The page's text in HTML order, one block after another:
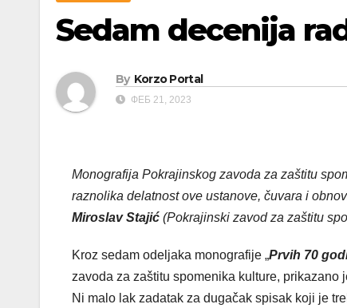
Sedam decenija
By Korzo Portal
ФЕБ 21, 2023
Monografija Pokrajinskog zavoda za zaštitu
raznolika delatnost ove ustanove, čuvara i
Miroslav Stajić (Pokrajinski zavod za zaštitu
Kroz sedam odeljaka monografije „Prvih 70
zavoda za zaštitu spomenika kulture,
Ni malo lak zadatak za dugačak spisak koji je